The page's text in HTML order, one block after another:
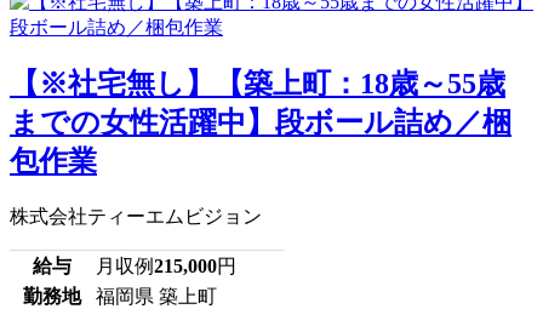
【※社宅無し】【築上町：18歳～55歳
までの女性活躍中】段ボール詰め／梱
包作業
株式会社ティーエムビジョン
給与 月収例215,000円
勤務地
福岡県 築上町